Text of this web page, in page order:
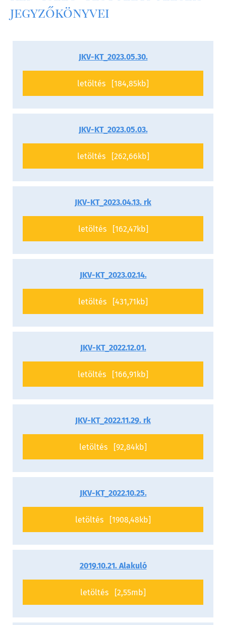
jegyzőkönyvei
JKV-KT_2023.05.30.
letöltés [184,85kb]
JKV-KT_2023.05.03.
letöltés [262,66kb]
JKV-KT_2023.04.13. rk
letöltés [162,47kb]
JKV-KT_2023.02.14.
letöltés [431,71kb]
JKV-KT_2022.12.01.
letöltés [166,91kb]
JKV-KT_2022.11.29. rk
letöltés [92,84kb]
JKV-KT_2022.10.25.
letöltés [1908,48kb]
2019.10.21. Alakuló
letöltés [2,55mb]